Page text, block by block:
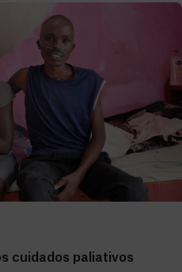
cuidados paliativos